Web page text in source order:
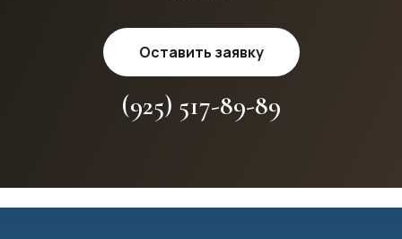
Оставить заявку
(925) 517-89-89